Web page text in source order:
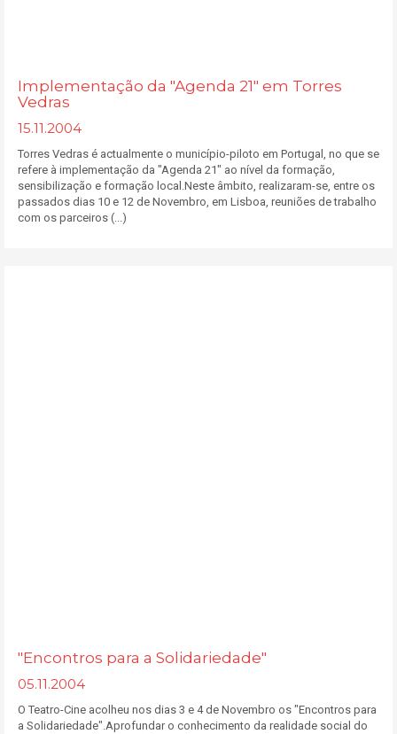
Implementação da "Agenda 21" em Torres
Vedras
15.11.2004
Torres Vedras é actualmente o município-piloto em Portugal, no que se
refere à implementação da "Agenda 21" ao nível da formação,
sensibilização e formação local.Neste âmbito, realizaram-se, entre os
passados dias 10 e 12 de Novembro, em Lisboa, reuniões de trabalho
com os parceiros (...)
"Encontros para a Solidariedade"
05.11.2004
O Teatro-Cine acolheu nos dias 3 e 4 de Novembro os "Encontros para
a Solidariedade".Aprofundar o conhecimento da realidade social do